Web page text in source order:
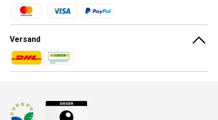
Zahlungsmethoden
Versand
Zahlungsmethoden
Zahlungsmethoden